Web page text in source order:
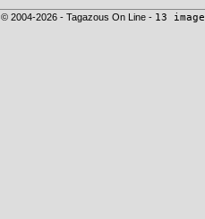
© 2004-2026 - Tagazous On Line - 13